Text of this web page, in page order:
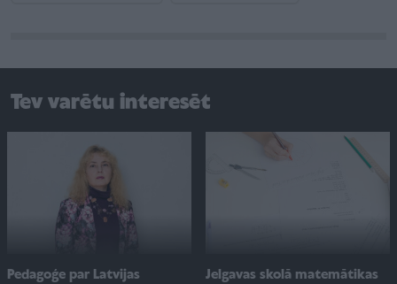
Tev varētu interesēt
Pedagoģe par Latvijas
Jelgavas skolā matemātikas